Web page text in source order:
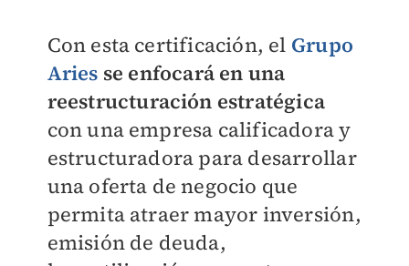
Con esta certificación, el Grupo
Aries se enfocará en una
reestructuración estratégica
con una empresa calificadora y
estructuradora para desarrollar
una oferta de negocio que
permita atraer mayor inversión,
emisión de deuda,